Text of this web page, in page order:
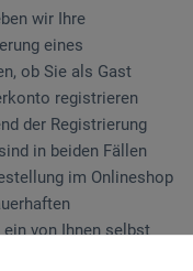
wir Ihre
eines
ob Sie als Gast
registrieren
der Registrierung
in beiden Fällen
im Onlineshop
von Ihnen selbst